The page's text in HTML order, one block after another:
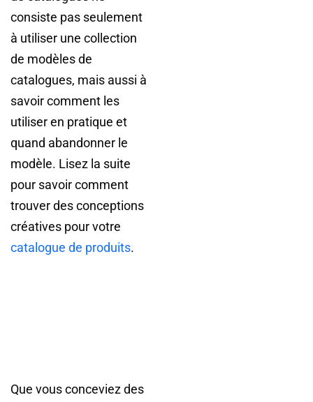
consiste pas seulement
à utiliser une collection
de modèles de
catalogues, mais aussi à
savoir comment les
utiliser en pratique et
quand abandonner le
modèle. Lisez la suite
pour savoir comment
trouver des conceptions
créatives pour votre
catalogue de produits.
Que vous conceviez des